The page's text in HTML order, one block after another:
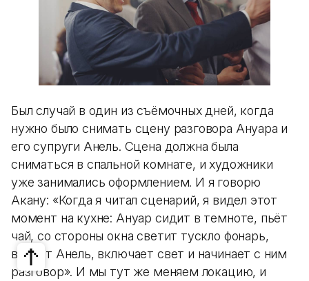
Был случай в один из съёмочных дней, когда
нужно было снимать сцену разговора Ануара и
его супруги Анель. Сцена должна была
сниматься в спальной комнате, и художники
уже занимались оформлением. И я говорю
Акану: «Когда я читал сценарий, я видел этот
момент на кухне: Ануар сидит в темноте, пьёт
чай, со стороны окна светит тускло фонарь,
входит Анель, включает свет и начинает с ним
разговор». И мы тут же меняем локацию, и